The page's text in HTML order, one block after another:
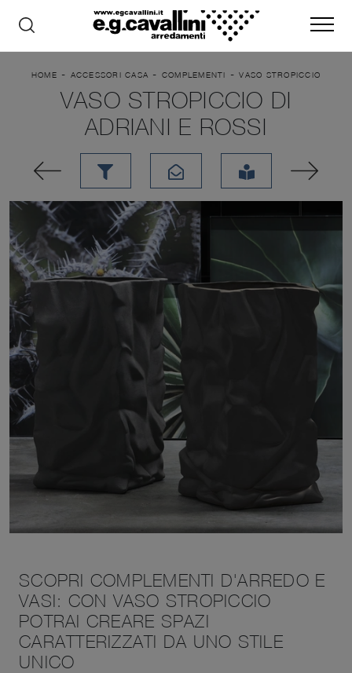
HOME - ACCESSORI CASA - COMPLEMENTI -VASO STROPICCIO
VASO STROPICCIO DI
ADRIANI E ROSSI
SCOPRI COMPLEMENTI D'ARREDO E
VASI: CON VASO STROPICCIO
POTRAI CREARE SPAZI
CARATTERIZZATI DA UNO STILE
UNICO